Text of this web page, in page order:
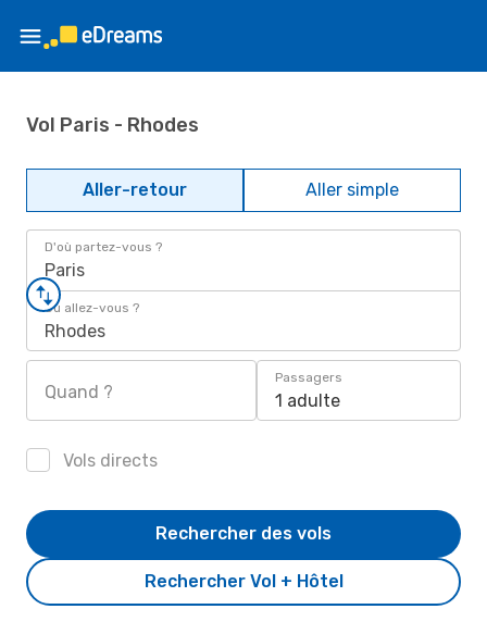
Vol Paris - Rhodes
Aller-retour Aller simple
D'où partez-vous ?
Paris
Où allez-vous ?
Rhodes
Quand ?
Passagers
1 adulte
Vols directs
Rechercher Vol + Hôtel
Rechercher des vols